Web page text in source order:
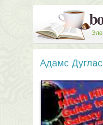
Адамс Дуглас